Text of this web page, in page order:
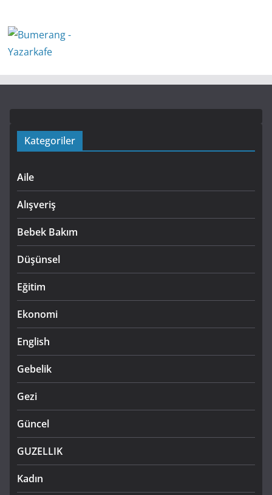
Kategoriler
Aile
Alışveriş
Bebek Bakım
Düşünsel
Eğitim
Ekonomi
English
Gebelik
Gezi
Güncel
GUZELLIK
Kadın